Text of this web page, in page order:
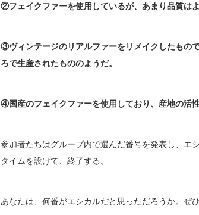
②フェイクファーを使用しているが、あまり品質は
③ヴィンテージのリアルファーをリメイクしたもの
ろで生産されたもののようだ。
④国産のフェイクファーを使用しており、産地の活
参加者たちはグループ内で選んだ番号を発表し、エ
タイムを設けて、終了する。
あなたは、何番がエシカルだと思っただろうか。ぜ